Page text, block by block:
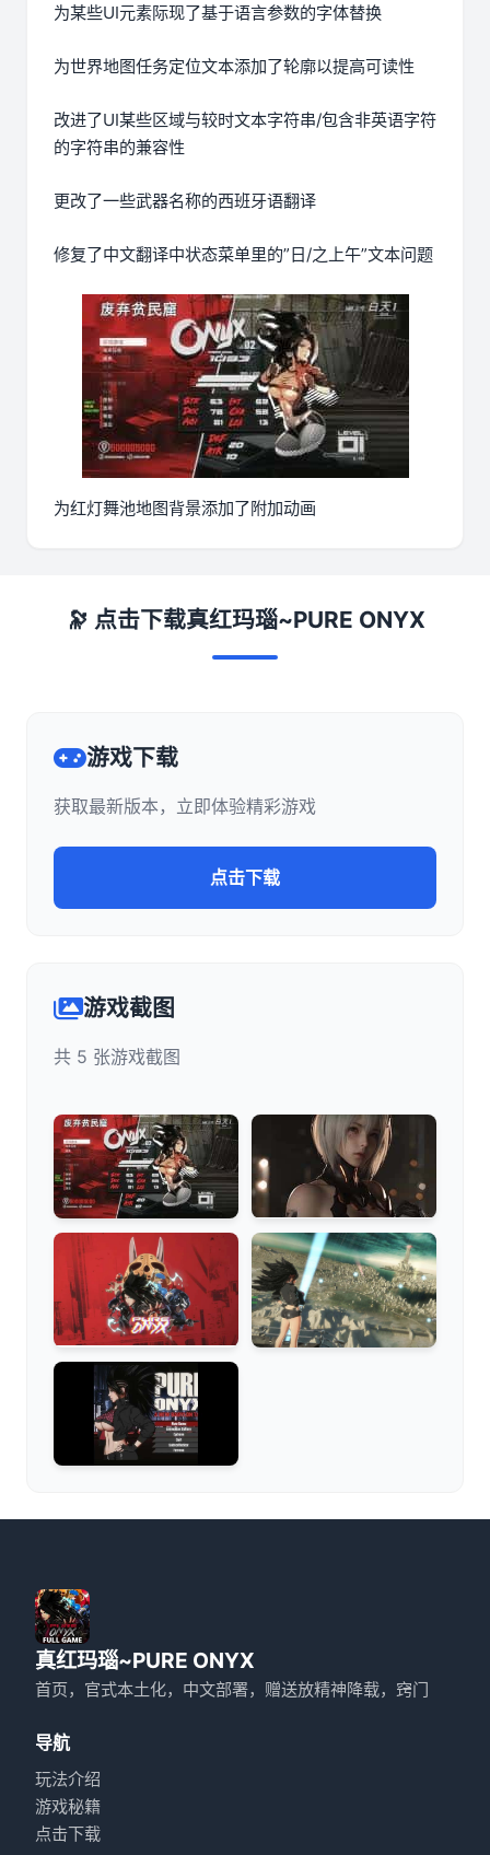
为某些UI元素际现了基于语言参数的字体替换
为世界地图任务定位文本添加了轮廓以提高可读性
改进了UI某些区域与较时文本字符串/包含非英语字符
的字符串的兼容性
更改了一些武器名称的西班牙语翻译
修复了中文翻译中状态菜单里的”日/之上午”文本问题
为红灯舞池地图背景添加了附加动画
🔭 点击下载真红玛瑙~PURE ONYX
游戏下载
获取最新版本，立即体验精彩游戏
点击下载
游戏截图
共 5 张游戏截图
真红玛瑙~PURE ONYX
首页，官式本土化，中文部署，赠送放精神降载，窍门
导航
玩法介绍
游戏秘籍
点击下载